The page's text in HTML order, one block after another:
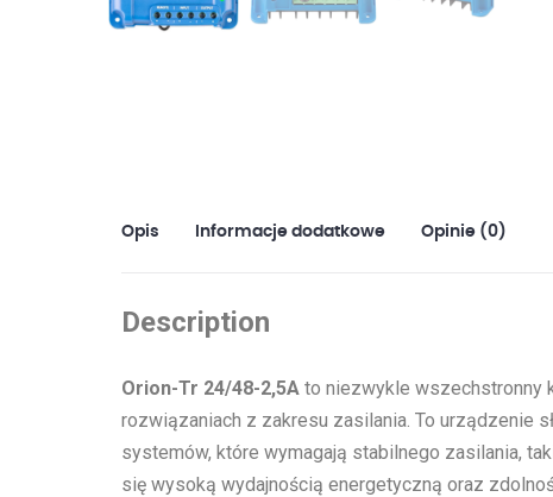
Opis Informacje dodatkowe Opinie (0)
Description
Orion-Tr 24/48-2,5A to niezwykle wszechstronny
rozwiązaniach z zakresu zasilania. To urządzenie
systemów, które wymagają stabilnego zasilania,
się wysoką wydajnością energetyczną oraz